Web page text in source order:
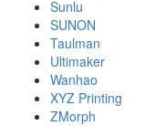
Sunlu
SUNON
Taulman
Ultimaker
Wanhao
XYZ Printing
ZMorph